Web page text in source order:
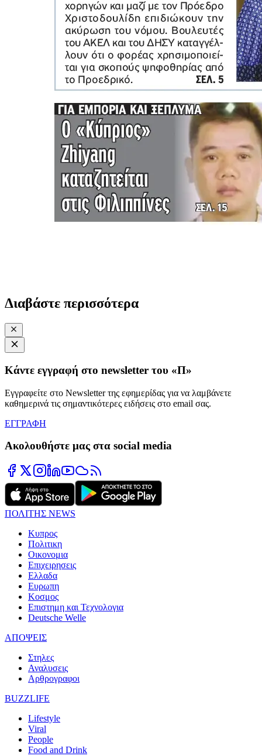
Διαβάστε περισσότερα
Κάντε εγγραφή στο newsletter του «Π»
Εγγραφείτε στο Newsletter της εφημερίδας για να λαμβάνετε
καθημερινά τις σημαντικότερες ειδήσεις στο email σας.
ΕΓΓΡΑΦΗ
Ακολουθήστε μας στα social media
ΠΟΛΙΤΗΣ NEWS
Κυπρος
Πολιτικη
Οικονομια
Επιχειρησεις
Ελλαδα
Ευρωπη
Κοσμος
Επιστημη και Τεχνολογια
Deutsche Welle
ΑΠΟΨΕΙΣ
Στηλες
Αναλυσεις
Αρθρογραφοι
BUZZLIFE
Lifestyle
Viral
People
Food and Drink